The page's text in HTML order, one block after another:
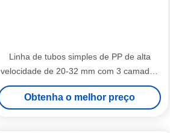
Linha de tubos simples de PP de alta
velocidade de 20-32 mm com 3 camadas
e 3 cores por extrusores de parafuso
único SJ75/33 & SJ45/30 & SJ45/30
Obtenha o melhor preço